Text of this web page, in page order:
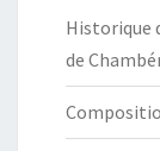
Historique
de